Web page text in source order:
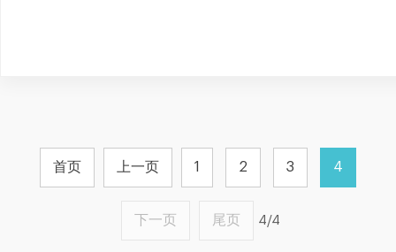
首页 上一页 1 2 3 4
下一页 尾页 4/4